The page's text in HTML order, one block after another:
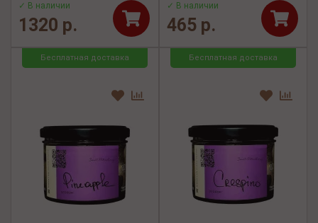
✓ В наличии
1320 р.
✓ В наличии
465 р.
Бесплатная доставка Бесплатная доставка